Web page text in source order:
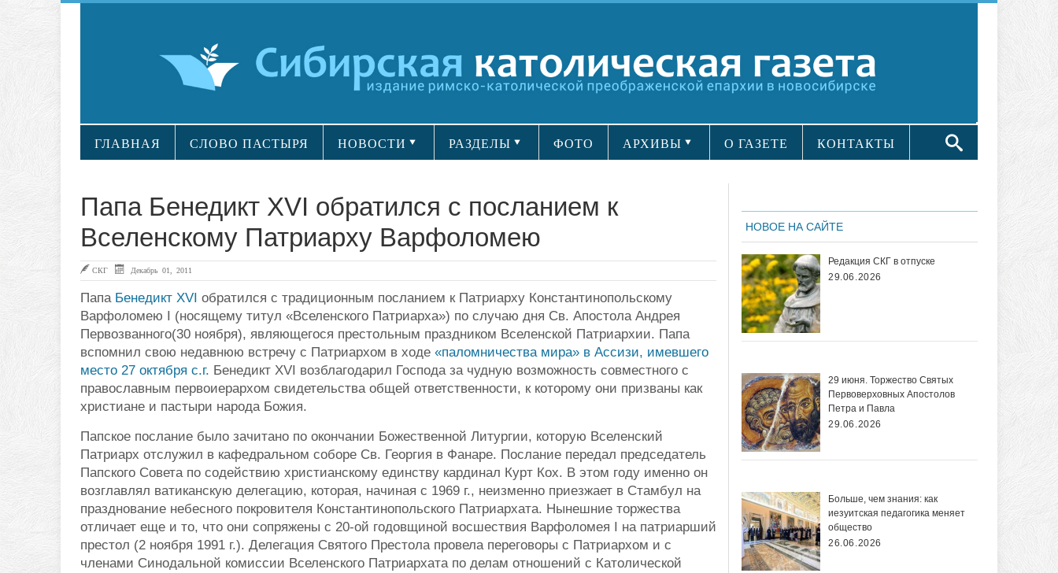
ГЛАВНАЯ СЛОВО ПАСТЫРЯ НОВОСТИ РАЗДЕЛЫ ФОТО АРХИВЫ О ГАЗЕТЕ КОНТАКТЫ
Папа Бенедикт XVI обратился с посланием к
Вселенскому Патриарху Варфоломею
СКГ Декабрь 01, 2011
Папа Бенедикт XVI обратился с традиционным посланием к Патриарху Константинопольскому
Варфоломею I (носящему титул «Вселенского Патриарха») по случаю дня Св. Апостола Андрея
Первозванного(30 ноября), являющегося престольным праздником Вселенской Патриархии. Папа
вспомнил свою недавнюю встречу с Патриархом в ходе «паломничества мира» в Ассизи, имевшего
место 27 октября с.г. Бенедикт XVI возблагодарил Господа за чудную возможность совместного с
православным первоиерархом свидетельства общей ответственности, к которому они призваны как
христиане и пастыри народа Божия.
Папское послание было зачитано по окончании Божественной Литургии, которую Вселенский
Патриарх отслужил в кафедральном соборе Св. Георгия в Фанаре. Послание передал председатель
Папского Совета по содействию христианскому единству кардинал Курт Кох. В этом году именно он
возглавлял ватиканскую делегацию, которая, начиная с 1969 г., неизменно приезжает в Стамбул на
празднование небесного покровителя Константинопольского Патриархата. Нынешние торжества
отличает еще и то, что они сопряжены с 20-ой годовщиной восшествия Варфоломея I на патриарший
престол (2 ноября 1991 г.). Делегация Святого Престола провела переговоры с Патриархом и с
членами Синодальной комиссии Вселенского Патриархата по делам отношений с Католической
НОВОЕ НА САЙТЕ
Редакция СКГ в отпуске
29.06.2026
29 июня. Торжество Святых
Первоверховных Апостолов
Петра и Павла
29.06.2026
Больше, чем знания: как
иезуитская педагогика меняет
общество
26.06.2026